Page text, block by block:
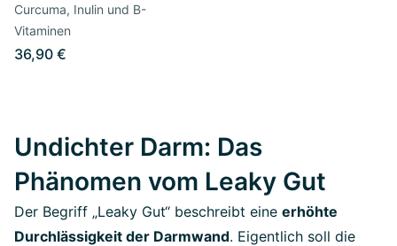
Curcuma, Inulin und B-
Vitaminen
36,90 €
Undichter Darm: Das
Phänomen vom Leaky Gut
Der Begriff „Leaky Gut“ beschreibt eine erhöhte
Durchlässigkeit der Darmwand. Eigentlich soll die